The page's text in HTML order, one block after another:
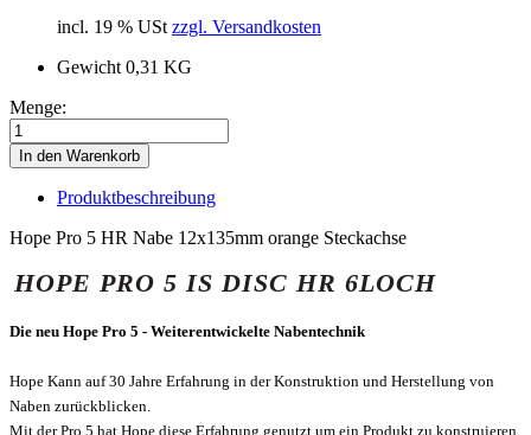
incl. 19 % USt zzgl. Versandkosten
Gewicht 0,31 KG
Menge:
In den Warenkorb
Produktbeschreibung
Hope Pro 5 HR Nabe 12x135mm orange Steckachse
HOPE PRO 5 IS DISC HR 6LOCH
Die neu Hope Pro 5 - Weiterentwickelte Nabentechnik
Hope Kann auf 30 Jahre Erfahrung in der Konstruktion und Herstellung von
Naben zurückblicken.
Mit der Pro 5 hat Hope diese Erfahrung genutzt um ein Produkt zu konstruieren,